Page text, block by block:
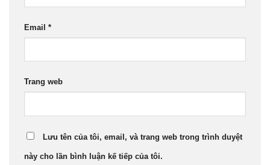
Email *
Trang web
Lưu tên của tôi, email, và trang web trong trình duyệt
này cho lần bình luận kế tiếp của tôi.